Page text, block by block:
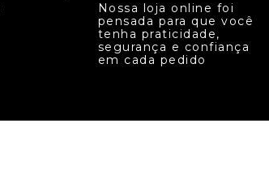
Nossa loja online foi
pensada para que você
tenha praticidade,
segurança e confiança
em cada pedido